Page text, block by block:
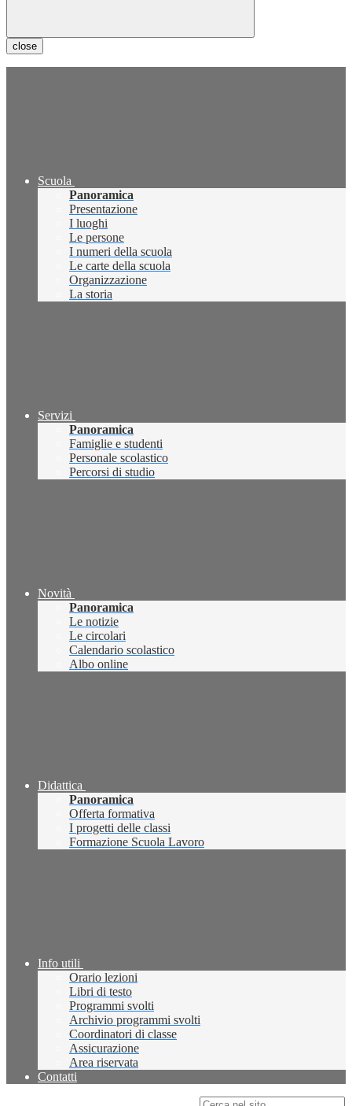
close
Scuola
Panoramica
Presentazione
I luoghi
Le persone
I numeri della scuola
Le carte della scuola
Organizzazione
La storia
Servizi
Panoramica
Famiglie e studenti
Personale scolastico
Percorsi di studio
Novità
Panoramica
Le notizie
Le circolari
Calendario scolastico
Albo online
Didattica
Panoramica
Offerta formativa
I progetti delle classi
Formazione Scuola Lavoro
Info utili
Orario lezioni
Libri di testo
Programmi svolti
Archivio programmi svolti
Coordinatori di classe
Assicurazione
Area riservata
Contatti